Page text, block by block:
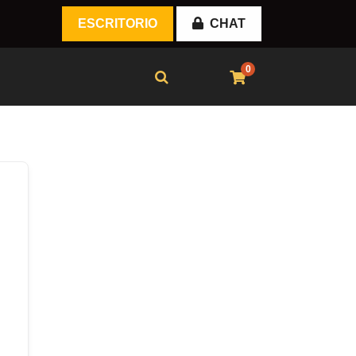
ESCRITORIO CHAT
0